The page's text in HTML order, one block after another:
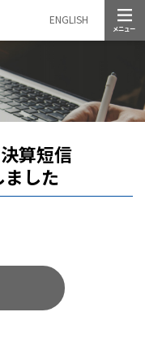
ENGLISH
算短信
ました